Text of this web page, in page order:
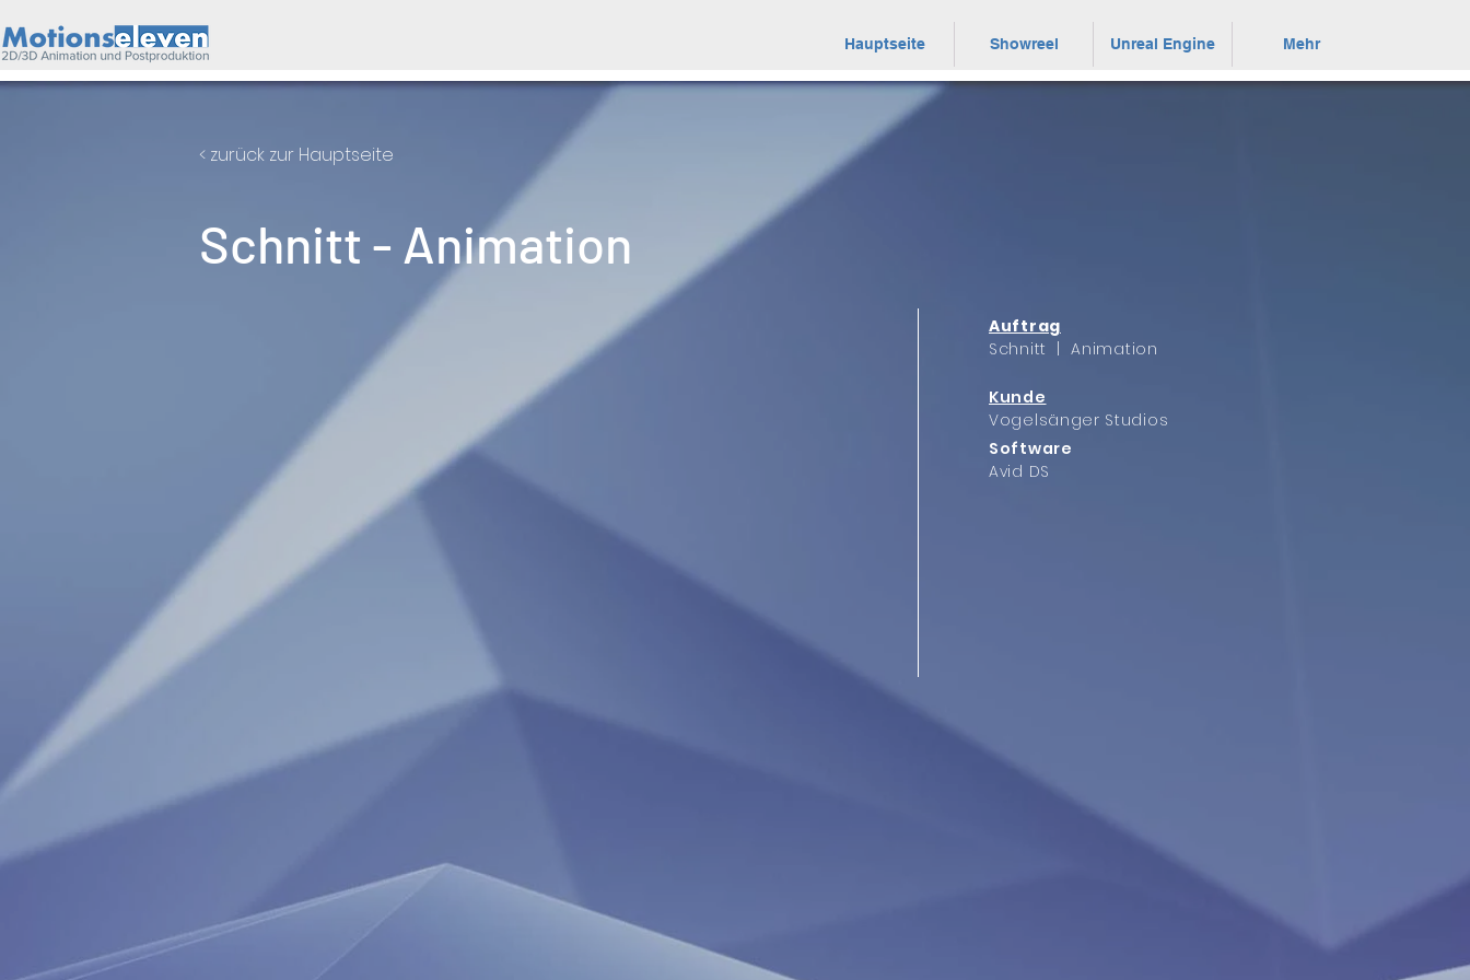
Hauptseite Showreel Unreal Engine Mehr
< zurück zur Hauptseite
Schnitt - Animation
Auftrag
Schnitt | Animation
Kunde
Vogelsänger Studios
Software
Avid DS